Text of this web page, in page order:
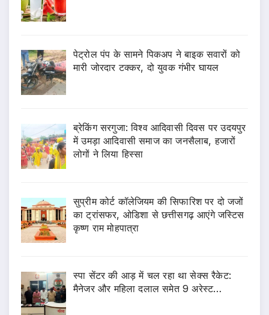
पेट्रोल पंप के सामने पिकअप ने बाइक सवारों को
मारी जोरदार टक्कर, दो युवक गंभीर घायल
ब्रेकिंग सरगुजा: विश्व आदिवासी दिवस पर उदयपुर
में उमड़ा आदिवासी समाज का जनसैलाब, हजारों
लोगों ने लिया हिस्सा
सुप्रीम कोर्ट कॉलेजियम की सिफारिश पर दो जजों
का ट्रांसफर, ओडिशा से छत्तीसगढ़ आएंगे जस्टिस
कृष्ण राम मोहपात्रा
स्पा सेंटर की आड़ में चल रहा था सेक्स रैकेट:
मैनेजर और महिला दलाल समेत 9 अरेस्ट…